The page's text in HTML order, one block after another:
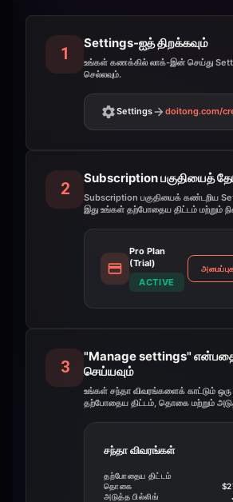
1
Settings-ஐத் திறக்கவும்
உங்கள் கணக்கில் லாக்-இன் செய்து
செல்லவும்.
Settings doitong.com/
2
Subscription பகுதியைத்
Subscription பகுதியைக் கண்டறிய
இது உங்கள் தற்போதைய திட்டம் மற்றும்
Pro Plan
(Trial)
ACTIVE
3
"Manage settings"
செய்யவும்
உங்கள் சந்தா விவரங்களைக் காட்டும் ஒரு
தற்போதைய திட்டம், தொகை மற்றும்
சந்தா விவரங்கள்
தற்போதைய திட்டம்
தொகை
அடுத்த பில்லிங்